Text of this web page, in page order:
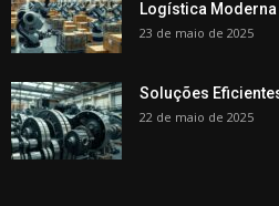
Logística Moderna
23 de maio de 2025
Soluções
22 de maio de 2025